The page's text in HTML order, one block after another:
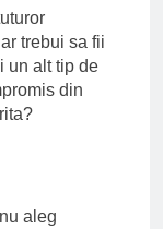
trebui sa fii
un alt tip de
din
aleg